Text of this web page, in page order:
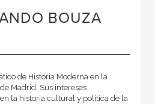
BOUZA
de Historia Moderna en la
Madrid. Sus intereses
la historia cultural y política de la